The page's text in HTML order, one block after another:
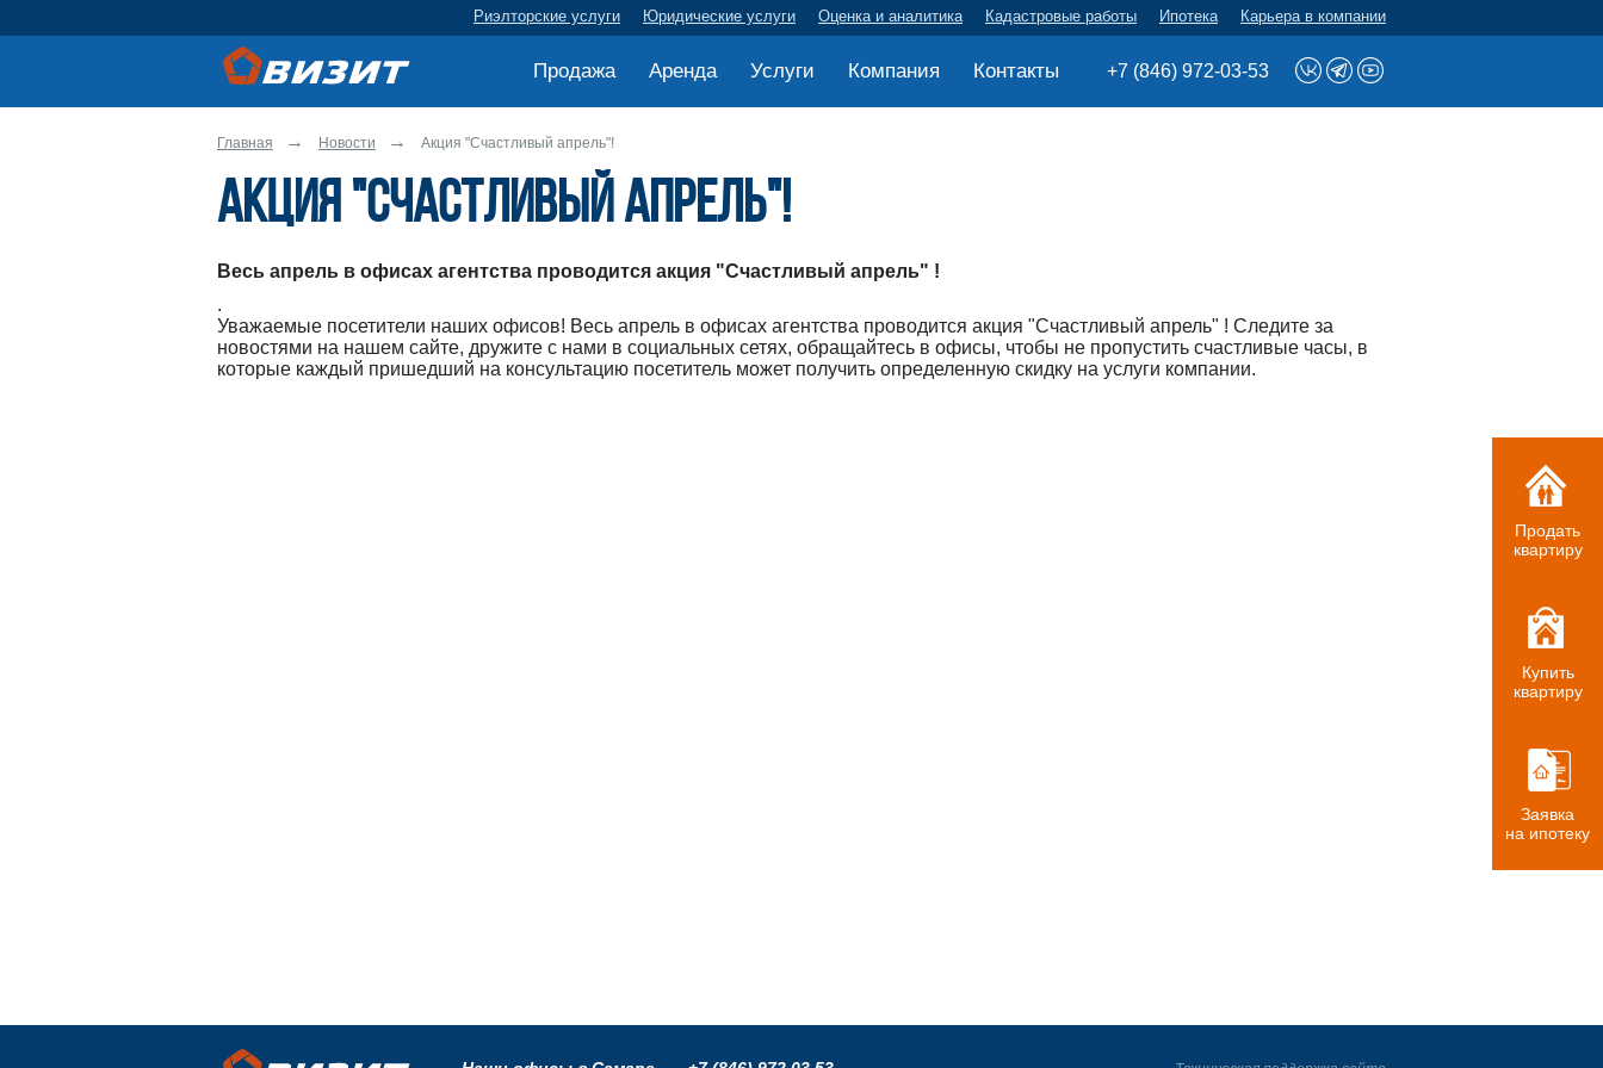
Риэлторские услуги Юридические услуги Оценка и аналитика Кадастровые работы Ипотека Карьера в компании
+7 (846) 972-03-53
Продажа Аренда Услуги Компания Контакты
Главная Новости Акция "Счастливый апрель"!
Акция "Счастливый апрель"!
Весь апрель в офисах агентства проводится акция "Счастливый апрель" !
.
Уважаемые посетители наших офисов! Весь апрель в офисах агентства проводится акция "Счастливый апрель" ! Следите за
новостями на нашем сайте, дружите с нами в социальных сетях, обращайтесь в офисы, чтобы не пропустить счастливые часы, в
которые каждый пришедший на консультацию посетитель может получить определенную скидку на услуги компании.
Продать
квартиру
Купить
квартиру
Заявка
на ипотеку